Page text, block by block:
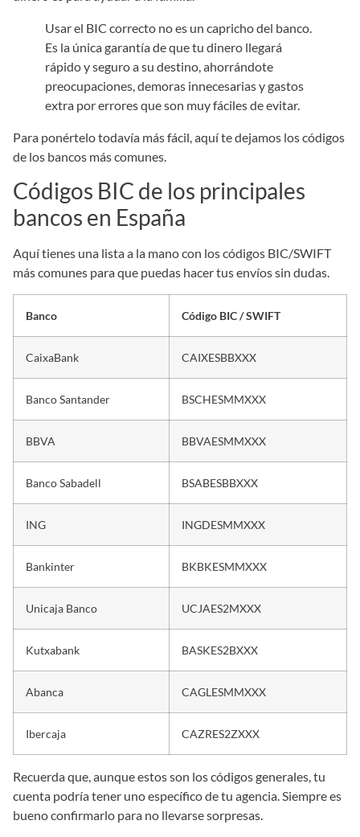
Usar el BIC correcto no es un capricho del banco.
Es la única garantía de que tu dinero llegará
rápido y seguro a su destino, ahorrándote
preocupaciones, demoras innecesarias y gastos
extra por errores que son muy fáciles de evitar.
Para ponértelo todavía más fácil, aquí te dejamos los códigos
de los bancos más comunes.
Códigos BIC de los principales
bancos en España
Aquí tienes una lista a la mano con los códigos BIC/SWIFT
más comunes para que puedas hacer tus envíos sin dudas.
Banco Código BIC / SWIFT
CaixaBank CAIXESBBXXX
Banco Santander BSCHESMMXXX
BBVA BBVAESMMXXX
Banco Sabadell BSABESBBXXX
ING INGDESMMXXX
Bankinter BKBKESMMXXX
Unicaja Banco UCJAES2MXXX
Kutxabank BASKES2BXXX
Abanca CAGLESMMXXX
Ibercaja CAZRES2ZXXX
Recuerda que, aunque estos son los códigos generales, tu
cuenta podría tener uno específico de tu agencia. Siempre es
bueno confirmarlo para no llevarse sorpresas.